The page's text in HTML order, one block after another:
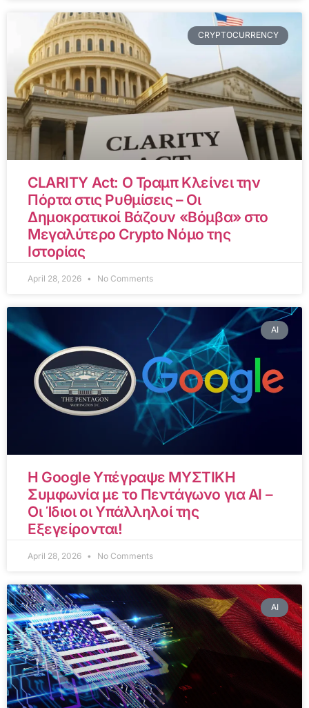
CRYPTOCURRENCY
CLARITY Act: Ο Τραμπ Κλείνει την
Πόρτα στις Ρυθμίσεις – Οι
Δημοκρατικοί Βάζουν «Βόμβα» στο
Μεγαλύτερο Crypto Νόμο της
Ιστορίας
April 28, 2026 No Comments
AI
Η Google Υπέγραψε ΜΥΣΤΙΚΗ
Συμφωνία με το Πεντάγωνο για AI –
Οι Ίδιοι οι Υπάλληλοί της
Εξεγείρονται!
April 28, 2026 No Comments
AI